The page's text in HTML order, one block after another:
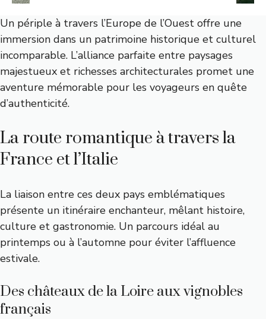
Un périple à travers l’Europe de l’Ouest offre une
immersion dans un patrimoine historique et culturel
incomparable. L’alliance parfaite entre paysages
majestueux et richesses architecturales promet une
aventure mémorable pour les voyageurs en quête
d’authenticité.
La route romantique à travers la
France et l’Italie
La liaison entre ces deux pays emblématiques
présente un itinéraire enchanteur, mêlant histoire,
culture et gastronomie. Un parcours idéal au
printemps ou à l’automne pour éviter l’affluence
estivale.
Des châteaux de la Loire aux vignobles
français